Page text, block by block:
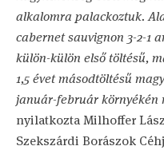
alkalomra palackoztuk.
cabernet sauvignon 3-2-1
külön-külön első töltésű,
1,5 évet másodtöltésű
január-február környékén
nyilatkozta Milhoffer
Szekszárdi Borászok